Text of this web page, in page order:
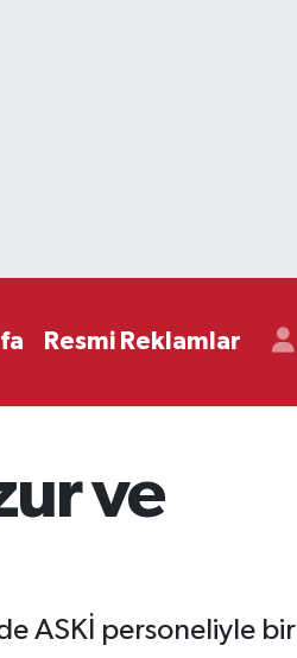
Resmi Reklamlar
ve
ASKİ personeliyle bir